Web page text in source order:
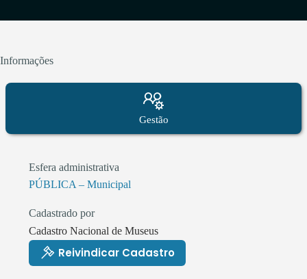
Informações
Gestão
Esfera administrativa
PÚBLICA – Municipal
Cadastrado por
Cadastro Nacional de Museus
Reivindicar Cadastro